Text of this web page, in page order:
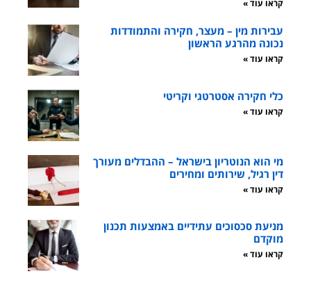
קראו עוד »
עבירות מין – מעצר, חקירה והתמודדות
נכונה מהרגע הראשון
קראו עוד »
כלי חקירה אסטרטגי וקריטי
קראו עוד »
מי הוא הנוטריון בישראל – ההבדלים מעורך
דין רגיל, שירותים ומחירים
קראו עוד »
מניעת סכסוכים עתידיים באמצעות תכנון
מוקדם
קראו עוד »